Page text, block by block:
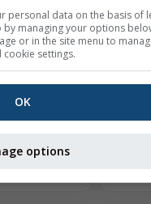
Sezónní
předpověď
Astronomy
personal data on the basis of
by managing your options
or in the site menu to
settings.
OK
options